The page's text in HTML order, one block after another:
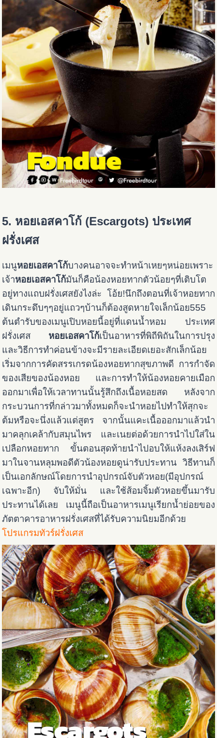
5. หอยเอสคาโก้ (Escargots) ประเทศ
ฝรั่งเศส
เมนูหอยเอสคาโก้บางคนอาจจะทำหน้าเหยๆหน่อยเพราะ
เจ้าหอยเอสคาโก้มันก็คือน้องหอยทากตัวน้อยๆที่เติบโต
อยู่ทางแถบฝรั่งเศสยังไงล่ะ โอ้ย!นึกถึงตอนที่เจ้าหอยทาก
เดินกระดึบๆๆอยู่แถวๆบ้านก็ต้องสูดหายใจเล็กน้อย555
ต้นตำรับของเมนูเปิบหอยนี้อยู่ที่แดนน้ำหอม ประเทศ
ฝรั่งเศส หอยเอสคาโก้เป็นอาหารที่พิถีพิถันในการปรุง
และวิธีการทำค่อนข้างจะมีรายละเอียดเยอะสักเล็กน้อย
เริ่มจากการคัดสรรเกรดน้องหอยทากสุขภาพดี การกำจัด
ของเสียของน้องหอย และการทำให้น้องหอยคายเมือก
ออกมาเพื่อให้เวลาทานนั้นรู้สึกถึงเนื้อหอยสด หลังจาก
กระบวนการที่กล่าวมาทั้งหมดก็จะนำหอยไปทำให้สุกจะ
ต้มหรือจะนึ่งแล้วแต่สูตร จากนั้นแคะเนื้อออกมาแล้วนำ
มาคลุกเคล้ากับสมุนไพร และเนยต่อด้วยการนำไปใส่ใน
เปลือกหอยทาก ขั้นตอนสุดท้ายนำไปอบให้แห้งลงเสิร์ฟ
มาในจานหลุมพอดีตัวน้องหอยดูน่ารับประทาน วิธีทานก็
เป็นเอกลักษณ์โดยการนำอุปกรณ์จับตัวหอย(มีอุปกรณ์
เฉพาะอีก) จับให้มั่น และใช้ส้อมจิ้มตัวหอยขึ้นมารับ
ประทานได้เลย เมนูนี้ถือเป็นอาหารเมนูเรียกน้ำย่อยของ
ภัตตาคารอาหารฝรั่งเศสที่ได้รับความนิยมอีกด้วย
โปรแกรมทัวร์ฝรั่งเศส